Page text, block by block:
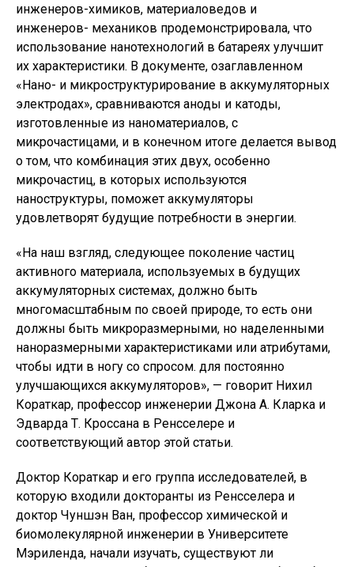
инженеров-химиков, материаловедов и
инженеров- механиков продемонстрировала, что
использование нанотехнологий в батареях улучшит
их характеристики. В документе, озаглавленном
«Нано- и микроструктурирование в аккумуляторных
электродах», сравниваются аноды и катоды,
изготовленные из наноматериалов, с
микрочастицами, и в конечном итоге делается вывод
о том, что комбинация этих двух, особенно
микрочастиц, в которых используются
наноструктуры, поможет аккумуляторы
удовлетворят будущие потребности в энергии.
«На наш взгляд, следующее поколение частиц
активного материала, используемых в будущих
аккумуляторных системах, должно быть
многомасштабным по своей природе, то есть они
должны быть микроразмерными, но наделенными
наноразмерными характеристиками или атрибутами,
чтобы идти в ногу со спросом. для постоянно
улучшающихся аккумуляторов», — говорит Нихил
Кораткар, профессор инженерии Джона А. Кларка и
Эдварда Т. Кроссана в Ренсселере и
соответствующий автор этой статьи.
Доктор Кораткар и его группа исследователей, в
которую входили докторанты из Ренсселера и
доктор Чуншэн Ван, профессор химической и
биомолекулярной инженерии в Университете
Мэриленда, начали изучать, существуют ли